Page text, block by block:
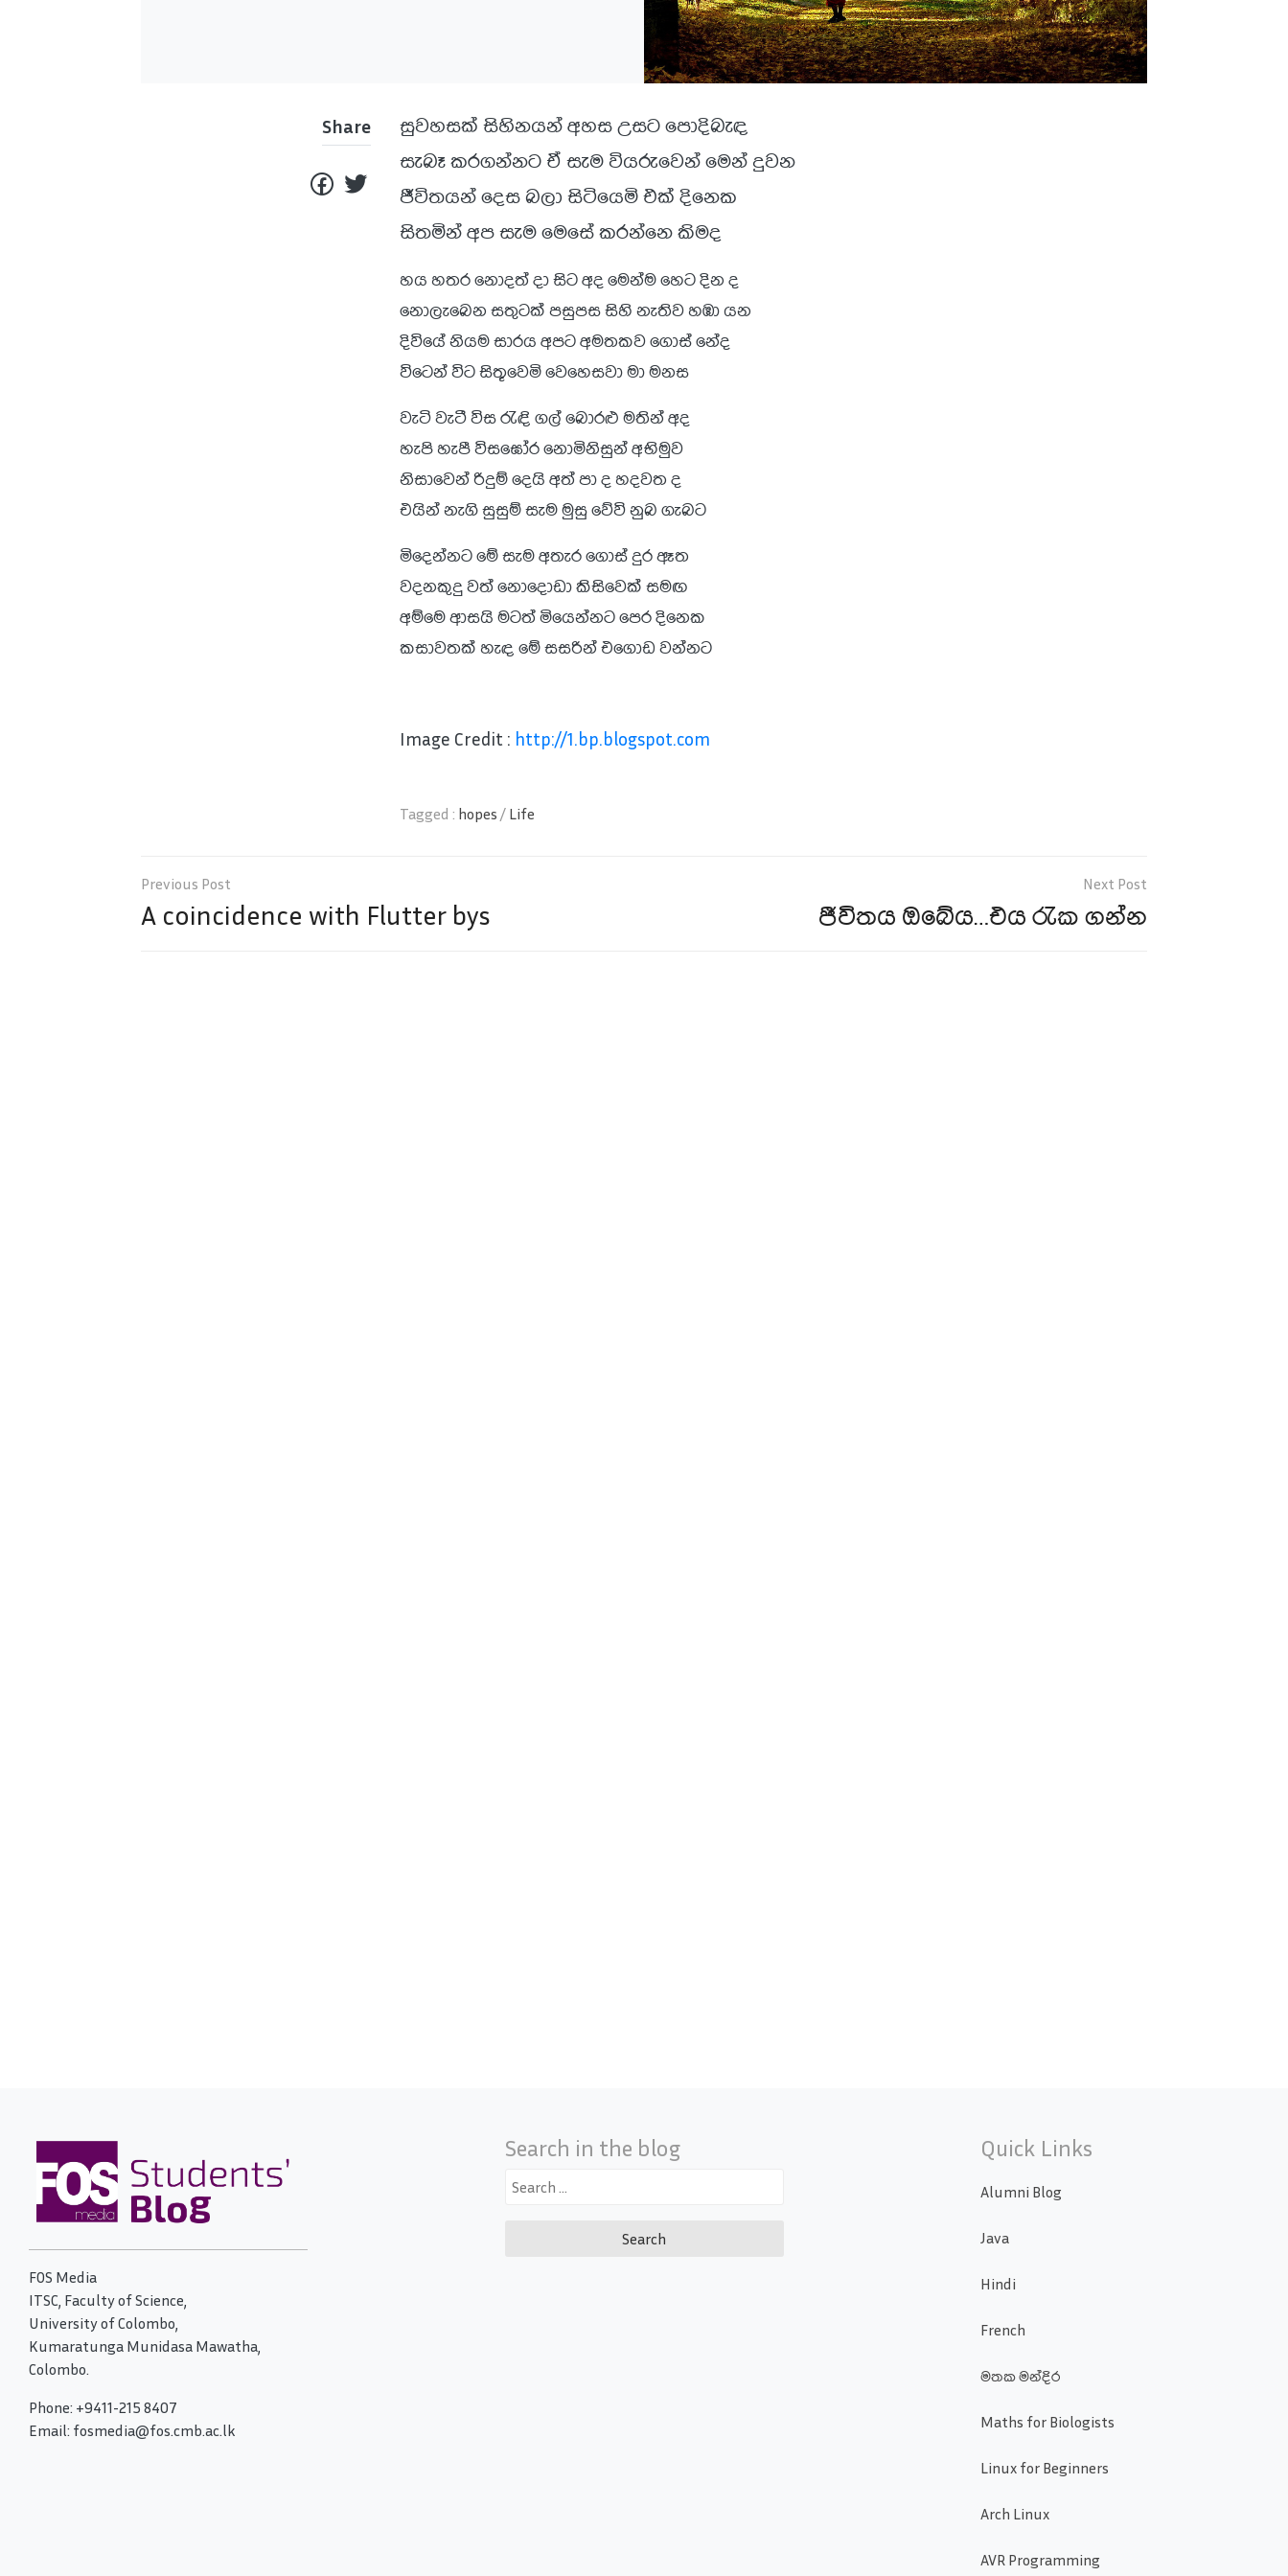
Share
සුවහසක් සිහිනයන් අහස උසට පොදිබැඳ
සැබෑ කරගන්නට ඒ සැම වියරුවෙන් මෙන් දුවන
ජීවිතයන් දෙස බලා සිටියෙමි එක් දිනෙක
සිතමින් අප සැම මෙසේ කරන්නෙ කිමද
හය හතර නොදත් දා සිට අද මෙන්ම හෙට දින ද
නොලැබෙන සතුටක් පසුපස සිහි නැතිව හඹා යන
දිවියේ නියම සාරය අපට අමතකව ගොස් නේද
විටෙන් විට සිතූවෙමි වෙහෙසවා මා මනස
වැටි වැටී විස රැඳි ගල් බොරළු මතින් අද
හැපි හැපී විසඝෝර නොමිනිසුන් අභිමුව
නිසාවෙන් රිදුම් දෙයි අත් පා ද හදවත ද
එයින් නැගි සුසුම් සැම මුසු වේවි නුබ ගැබට
මිදෙන්නට මේ සැම අතැර ගොස් දුර ඈත
වදනකුදු වත් නොදොඩා කිසිවෙක් සමඟ
අම්මෙ ආසයි මටත් මියෙන්නට පෙර දිනෙක
කසාවතක් හැඳ මේ සසරින් එගොඩ වන්නට
Image Credit : http://1.bp.blogspot.com
Tagged : hopes / Life
Post
navigation
A coincidence with Flutter bys ජීවිතය ඔබේය…එය රැක ගන්න
FOS Media
ITSC, Faculty of Science,
University of Colombo,
Kumaratunga Munidasa Mawatha,
Colombo.
Phone: +9411-215 8407
Email: fosmedia@fos.cmb.ac.lk
Search in the blog
Search
Quick Links
Alumni Blog
Java
Hindi
French
මතක මන්දිර
Maths for Biologists
Linux for Beginners
Arch Linux
AVR Programming